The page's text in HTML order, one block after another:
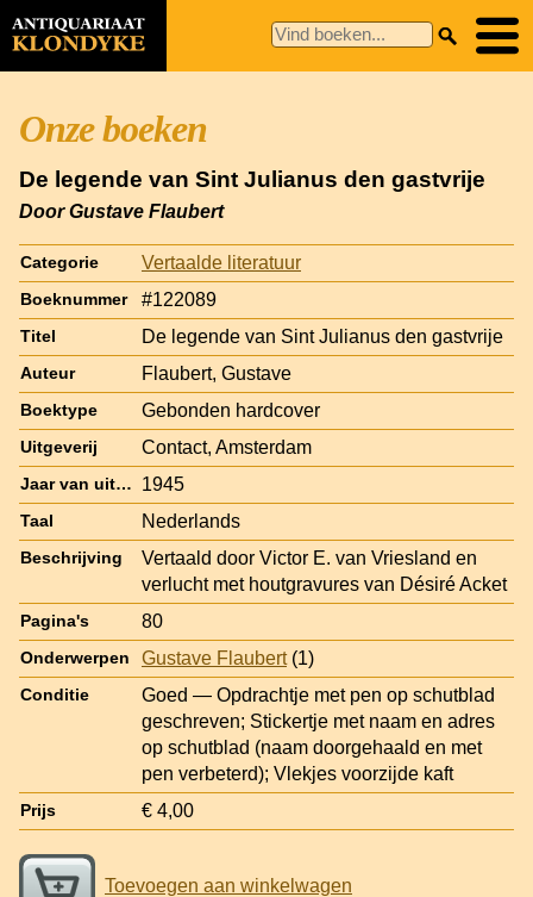
Onze boeken
De legende van Sint Julianus den gastvrije
Door Gustave Flaubert
Categorie Vertaalde literatuur
Boeknummer #122089
Titel De legende van Sint Julianus den gastvrije
Auteur Flaubert, Gustave
Boektype Gebonden hardcover
Uitgeverij Contact, Amsterdam
Jaar van uitgave 1945
Taal Nederlands
Beschrijving
Vertaald door Victor E. van Vriesland en
verlucht met houtgravures van Désiré Acket
Pagina's 80
Onderwerpen Gustave Flaubert(1)
Conditie
Goed — Opdrachtje met pen op schutblad
geschreven; Stickertje met naam en adres
op schutblad (naam doorgehaald en met
pen verbeterd); Vlekjes voorzijde kaft
Prijs € 4,00
Toevoegen aan winkelwagen